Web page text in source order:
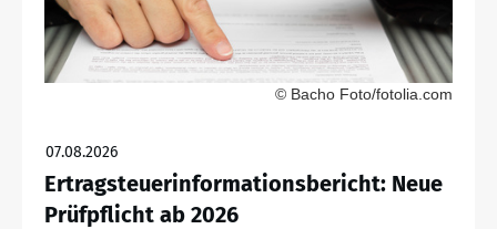
© Bacho Foto/fotolia.com
07.08.2026
Ertragsteuerinformationsbericht: Neue
Prüfpflicht ab 2026